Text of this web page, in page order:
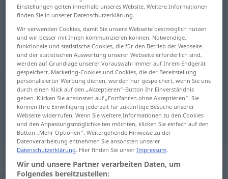
Übersicht aller Übersetzungen
(Für mehr Details die Übersetzung anklicken/antippen)
ciddi, cidden
ciddi(olarak),cidden ernst
„ernst“: Adjektiv, adjektivisch
Einstellungen gelten innerhalb unseres Website. Weitere Informationen
finden Sie in unserer Datenschutzerklärung.
Wir verwenden Cookies, damit Sie unsere Webseite bestmöglich nutzen
und wir besser mit Ihnen kommunizieren können. Notwendige,
funktionale und statistische Cookies, die für den Betrieb der Webseite
und der statistischen Auswertung unserer Webseite erforderlich sind,
werden auf Grundlage unserer Vorauswahl immer auf Ihrem Endgerät
gespeichert. Marketing-Cookies und Cookies, die der Bereitstellung
personalisierter Werbung dienen, werden nur gespeichert, wenn Sie uns
durch einen Klick auf den „Akzeptieren“-Button Ihr Einverständnis
geben. Klicken Sie ansonsten auf „Fortfahren ohne Akzeptieren“. Sie
können Ihre Einwilligung jederzeit für zukünftige Besuche unserer
Webseite widerrufen. Wenn Sie weitere Informationen zu den Cookies
und den Anpassungsmöglichkeiten möchten, klicken Sie einfach auf den
Button „Mehr Optionen“. Weitergehende Hinweise zu der
Datenverarbeitung entnehmen Sie ansonsten unserer
Datenschutzerklärung. Hier finden Sie unserImpressum.
Wir und unsere Partner verarbeiten Daten, um
Folgendes bereitzustellen: